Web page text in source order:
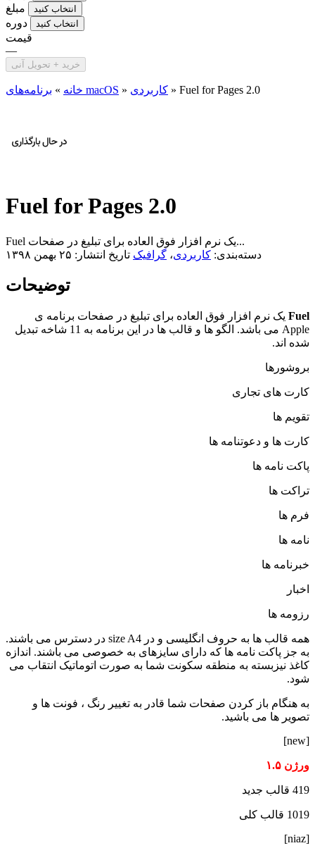
مبلغ انتخاب کنید
دوره انتخاب کنید
قیمت
—
خرید + تحویل آنی
خانه » برنامه‌های macOS » کاربردی » Fuel for Pages 2.0
Fuel for Pages 2.0
Fuel یک نرم افزار فوق العاده برای تبلیغ در صفحات...
دسته‌بندی: کاربردی، گرافیک تاریخ انتشار: ۲۵ بهمن ۱۳۹۸
توضیحات
Fuel یک نرم افزار فوق العاده برای تبلیغ در صفحات برنامه ی
Apple می باشد. الگو ها و قالب ها در این برنامه به 11 شاخه تبدیل
شده اند.
بروشورها
کارت های تجاری
تقویم ها
کارت ها و دعوتنامه ها
پاکت نامه ها
تراکت ها
فرم ها
نامه ها
خبرنامه ها
اخبار
رزومه ها
همه قالب ها به حروف انگلیسی و در size A4 در دسترس می باشند.
به جز پاکت نامه ها که دارای سایزهای به خصوصی می باشند. اندازه
کاغذ نیزبسته به منطقه سکونت شما به صورت اتوماتیک انتقاب می
شود.
به هنگام باز کردن صفحات شما قادر به تغییر رنگ ، فونت ها و
تصویر ها می باشید.
[new]
ورژن ۱.۵
419 قالب جدید
1019 قالب کلی
[niaz]